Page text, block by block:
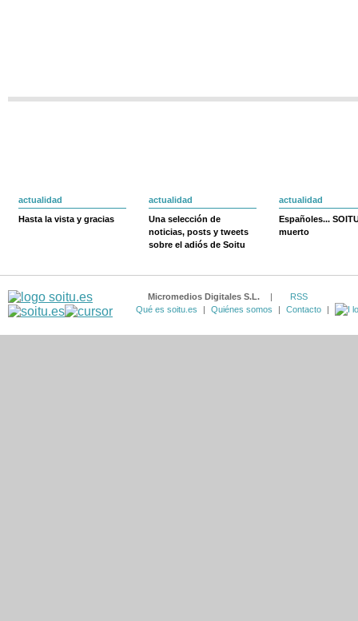
actualidad
Hasta la vista y gracias
actualidad
Una selección de
noticias, posts y tweets
sobre el adiós de Soitu
actualidad
Españoles...
muerto
Micromedios Digitales S.L. |
RSS
Qué es soitu.es
| Quiénes somos | Contacto |